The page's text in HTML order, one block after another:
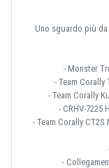
Uno sguardo più
- Monster
- Team Corally
- Team Corally
- CRHV-7225
- Team Corally
-